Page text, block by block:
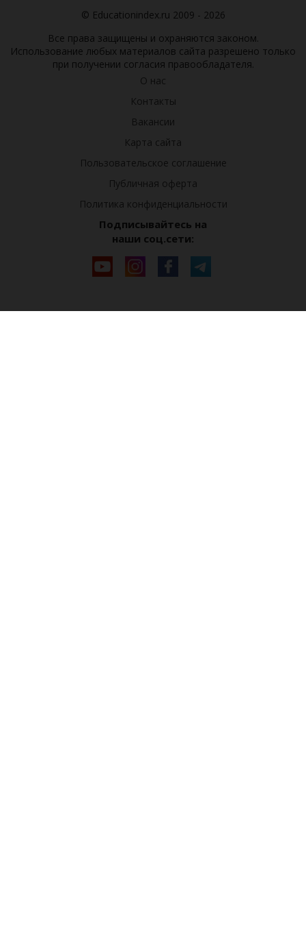
© Educationindex.ru 2009 - 2026
Все права защищены и охраняются законом.
Использование любых материалов сайта разрешено только
при получении согласия правообладателя.
О нас
Контакты
Вакансии
Карта сайта
Пользовательское соглашение
Публичная оферта
Политика конфиденциальности
Подписывайтесь на
наши соц.сети: